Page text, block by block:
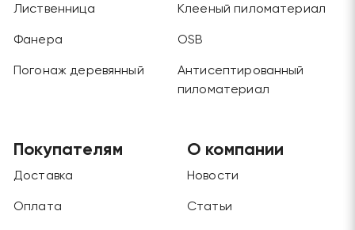
Лиственница Клееный пиломатериал
Фанера OSB
Погонаж деревянный
Антисептированный
пиломатериал
Покупателям
Доставка
Оплата
О компании
Новости
Статьи